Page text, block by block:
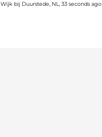
Wijk bij Duurstede, NL, 33 seconds ago